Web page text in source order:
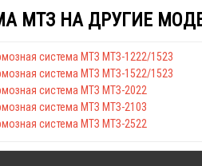
МТЗ НА ДРУГИЕ
система МТЗ МТЗ-1222/1523
система МТЗ МТЗ-1522/1523
система МТЗ МТЗ-2022
система МТЗ МТЗ-2103
система МТЗ МТЗ-2522